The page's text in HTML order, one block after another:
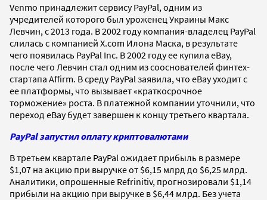
Venmo принадлежит сервису PayPal, одним из
учредителей которого был уроженец Украины Макс
Левчин, с 2013 года. В 2002 году компания-владелец PayPal
слилась с компанией X.com Илона Маска, в результате
чего появилась PayPal Inc. В 2002 году ее купила eBay,
после чего Левчин стал одним из сооснователей финтех-
стартапа Affirm. В среду PayPal заявила, что eBay уходит с
ее платформы, что вызывает «краткосрочное
торможение» роста. В платежной компании уточнили, что
переход eBay будет завершен к концу третьего квартала.
PayPal запустил оплату криптовалютами
В третьем квартале PayPal ожидает прибыль в размере
$1,07 на акцию при выручке от $6,15 млрд до $6,25 млрд.
Аналитики, опрошенные Refrinitiv, прогнозировали $1,14
прибыли на акцию при выручке в $6,44 млрд. Без учета